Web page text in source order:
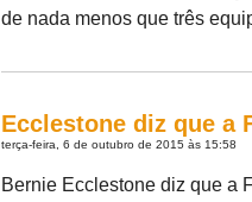
de nada menos que três
Ecclestone diz que a
terça-feira, 6 de outubro de 2015 às 15:58
Bernie Ecclestone diz que a